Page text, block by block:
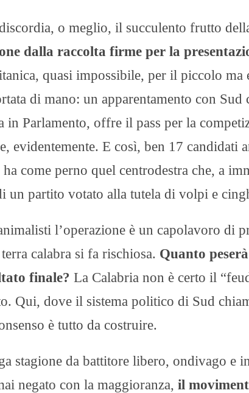
o meglio, il succulento frutto
dalla raccolta firme per la
quasi impossibile, per il piccolo
di mano: un apparentamento con Sud
in Parlamento, offre il pass per la
evidentemente. E così, ben 17 candidati
come perno quel centrodestra che, a
un partito votato alla tutela di volpi e
l’operazione è un capolavoro di
calabra si fa rischiosa. Quanto
finale? La Calabria non è certo il
Qui, dove il sistema politico di Sud
è tutto da costruire.
stagione da battitore libero, ondivago e
negato con la maggioranza, il